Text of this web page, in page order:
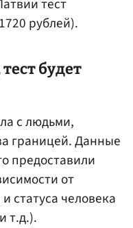
тест
рублей).
будет
с людьми,
границей. Данные
предоставили
от
статуса человека
т.д.).